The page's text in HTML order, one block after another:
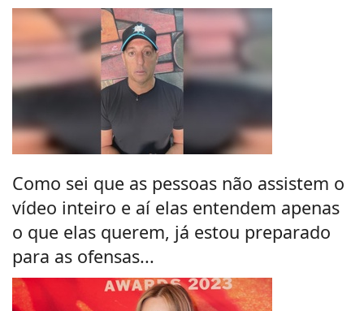
Como sei que as pessoas não assistem o
vídeo inteiro e aí elas entendem apenas
o que elas querem, já estou preparado
para as ofensas...